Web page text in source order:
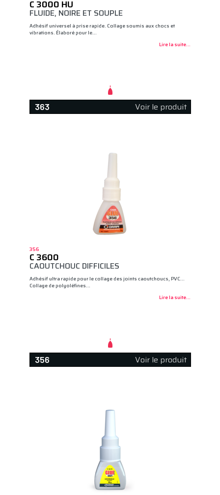
C 3000 HU
FLUIDE, NOIRE ET SOUPLE
Adhésif universel à prise rapide. Collage soumis aux chocs et
vibrations. Élaboré pour le…
Lire la suite...
363 Voir le produit
356
C 3600
CAOUTCHOUC DIFFICILES
Adhésif ultra rapide pour le collage des joints caoutchoucs, PVC…
Collage de polyoléfines…
Lire la suite...
356 Voir le produit